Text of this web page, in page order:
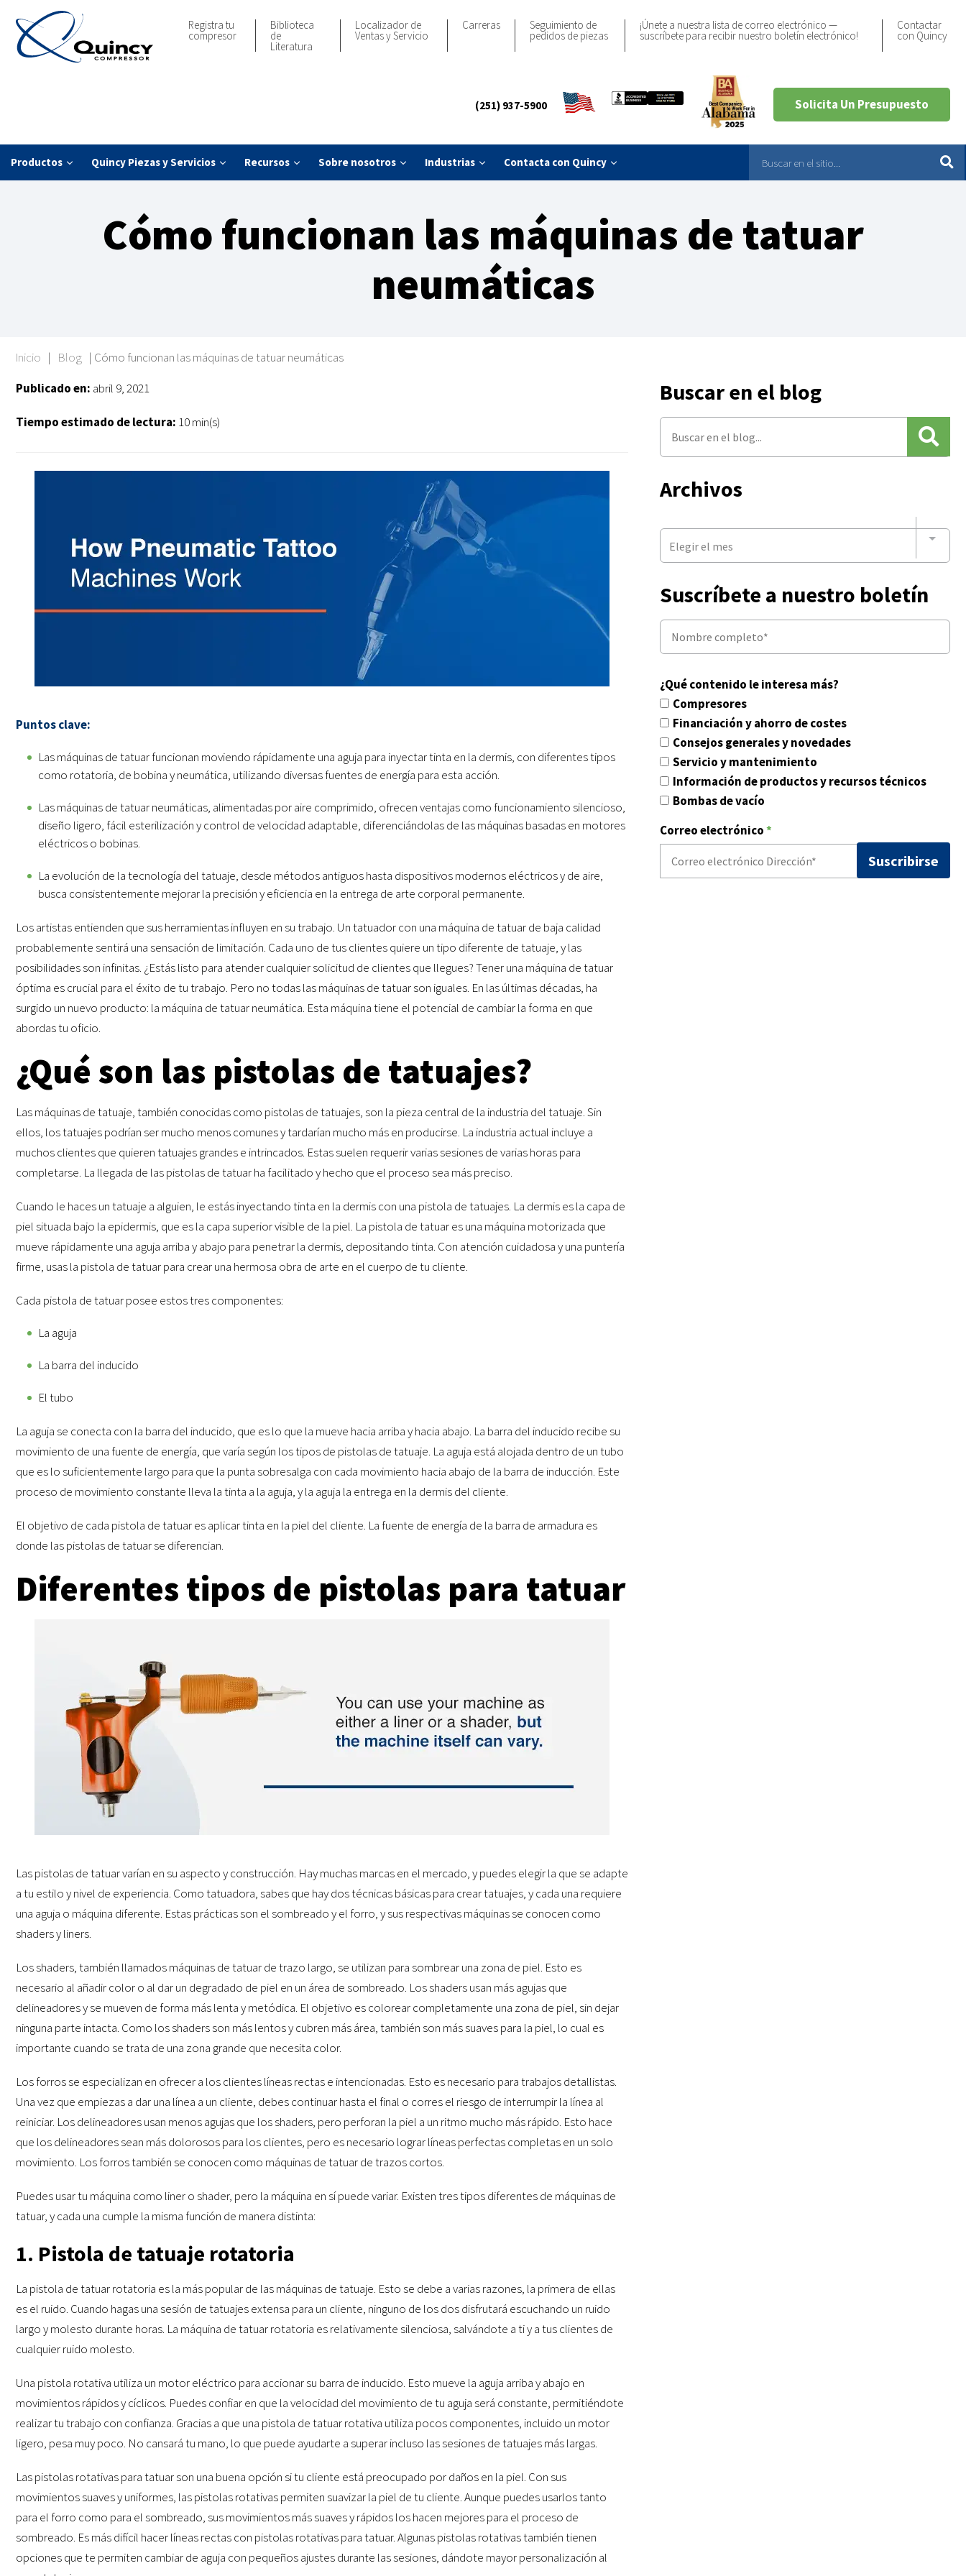
Registra tu
compresor
Biblioteca
de
Literatura
Localizador de
Ventas y Servicio
Carreras Seguimiento de
pedidos de piezas
¡Únete a nuestra lista de correo electrónico —
suscríbete para recibir nuestro boletín electrónico!
Contactar
con Quincy
(251) 937-5900 Solicita Un Presupuesto
Productos Quincy Piezas y Servicios Recursos Sobre nosotros Industrias Contacta con Quincy
Cómo funcionan las máquinas de tatuar
neumáticas
Inicio | Blog | Cómo funcionan las máquinas de tatuar neumáticas
Publicado en: abril 9, 2021
Tiempo estimado de lectura: 10 min(s)
Puntos clave:
Las máquinas de tatuar funcionan moviendo rápidamente una aguja para inyectar tinta en la dermis, con diferentes tipos
como rotatoria, de bobina y neumática, utilizando diversas fuentes de energía para esta acción.
Las máquinas de tatuar neumáticas, alimentadas por aire comprimido, ofrecen ventajas como funcionamiento silencioso,
diseño ligero, fácil esterilización y control de velocidad adaptable, diferenciándolas de las máquinas basadas en motores
eléctricos o bobinas.
La evolución de la tecnología del tatuaje, desde métodos antiguos hasta dispositivos modernos eléctricos y de aire,
busca consistentemente mejorar la precisión y eficiencia en la entrega de arte corporal permanente.
Los artistas entienden que sus herramientas influyen en su trabajo. Un tatuador con una máquina de tatuar de baja calidad
probablemente sentirá una sensación de limitación. Cada uno de tus clientes quiere un tipo diferente de tatuaje, y las
posibilidades son infinitas. ¿Estás listo para atender cualquier solicitud de clientes que llegues? Tener una máquina de tatuar
óptima es crucial para el éxito de tu trabajo. Pero no todas las máquinas de tatuar son iguales. En las últimas décadas, ha
surgido un nuevo producto: la máquina de tatuar neumática. Esta máquina tiene el potencial de cambiar la forma en que
abordas tu oficio.
¿Qué son las pistolas de tatuajes?
Las máquinas de tatuaje, también conocidas como pistolas de tatuajes, son la pieza central de la industria del tatuaje. Sin
ellos, los tatuajes podrían ser mucho menos comunes y tardarían mucho más en producirse. La industria actual incluye a
muchos clientes que quieren tatuajes grandes e intrincados. Estas suelen requerir varias sesiones de varias horas para
completarse. La llegada de las pistolas de tatuar ha facilitado y hecho que el proceso sea más preciso.
Cuando le haces un tatuaje a alguien, le estás inyectando tinta en la dermis con una pistola de tatuajes. La dermis es la capa de
piel situada bajo la epidermis, que es la capa superior visible de la piel. La pistola de tatuar es una máquina motorizada que
mueve rápidamente una aguja arriba y abajo para penetrar la dermis, depositando tinta. Con atención cuidadosa y una puntería
firme, usas la pistola de tatuar para crear una hermosa obra de arte en el cuerpo de tu cliente.
Cada pistola de tatuar posee estos tres componentes:
La aguja
La barra del inducido
El tubo
La aguja se conecta con la barra del inducido, que es lo que la mueve hacia arriba y hacia abajo. La barra del inducido recibe su
movimiento de una fuente de energía, que varía según los tipos de pistolas de tatuaje. La aguja está alojada dentro de un tubo
que es lo suficientemente largo para que la punta sobresalga con cada movimiento hacia abajo de la barra de inducción. Este
proceso de movimiento constante lleva la tinta a la aguja, y la aguja la entrega en la dermis del cliente.
El objetivo de cada pistola de tatuar es aplicar tinta en la piel del cliente. La fuente de energía de la barra de armadura es
donde las pistolas de tatuar se diferencian.
Diferentes tipos de pistolas para tatuar
Las pistolas de tatuar varían en su aspecto y construcción. Hay muchas marcas en el mercado, y puedes elegir la que se adapte
a tu estilo y nivel de experiencia. Como tatuadora, sabes que hay dos técnicas básicas para crear tatuajes, y cada una requiere
una aguja o máquina diferente. Estas prácticas son el sombreado y el forro, y sus respectivas máquinas se conocen como
shaders y liners.
Los shaders, también llamados máquinas de tatuar de trazo largo, se utilizan para sombrear una zona de piel. Esto es
necesario al añadir color o al dar un degradado de piel en un área de sombreado. Los shaders usan más agujas que
delineadores y se mueven de forma más lenta y metódica. El objetivo es colorear completamente una zona de piel, sin dejar
ninguna parte intacta. Como los shaders son más lentos y cubren más área, también son más suaves para la piel, lo cual es
importante cuando se trata de una zona grande que necesita color.
Los forros se especializan en ofrecer a los clientes líneas rectas e intencionadas. Esto es necesario para trabajos detallistas.
Una vez que empiezas a dar una línea a un cliente, debes continuar hasta el final o corres el riesgo de interrumpir la línea al
reiniciar. Los delineadores usan menos agujas que los shaders, pero perforan la piel a un ritmo mucho más rápido. Esto hace
que los delineadores sean más dolorosos para los clientes, pero es necesario lograr líneas perfectas completas en un solo
movimiento. Los forros también se conocen como máquinas de tatuar de trazos cortos.
Puedes usar tu máquina como liner o shader, pero la máquina en sí puede variar. Existen tres tipos diferentes de máquinas de
tatuar, y cada una cumple la misma función de manera distinta:
1. Pistola de tatuaje rotatoria
La pistola de tatuar rotatoria es la más popular de las máquinas de tatuaje. Esto se debe a varias razones, la primera de ellas
es el ruido. Cuando hagas una sesión de tatuajes extensa para un cliente, ninguno de los dos disfrutará escuchando un ruido
largo y molesto durante horas. La máquina de tatuar rotatoria es relativamente silenciosa, salvándote a ti y a tus clientes de
cualquier ruido molesto.
Una pistola rotativa utiliza un motor eléctrico para accionar su barra de inducido. Esto mueve la aguja arriba y abajo en
movimientos rápidos y cíclicos. Puedes confiar en que la velocidad del movimiento de tu aguja será constante, permitiéndote
realizar tu trabajo con confianza. Gracias a que una pistola de tatuar rotativa utiliza pocos componentes, incluido un motor
ligero, pesa muy poco. No cansará tu mano, lo que puede ayudarte a superar incluso las sesiones de tatuajes más largas.
Las pistolas rotativas para tatuar son una buena opción si tu cliente está preocupado por daños en la piel. Con sus
movimientos suaves y uniformes, las pistolas rotativas permiten suavizar la piel de tu cliente. Aunque puedes usarlos tanto
para el forro como para el sombreado, sus movimientos más suaves y rápidos los hacen mejores para el proceso de
sombreado. Es más difícil hacer líneas rectas con pistolas rotativas para tatuar. Algunas pistolas rotativas también tienen
opciones que te permiten cambiar de aguja con pequeños ajustes durante las sesiones, dándote mayor personalización al
Buscar en el blog
Archivos
Elegir el mes
Suscríbete a nuestro boletín
¿Qué contenido le interesa más?
Compresores
Financiación y ahorro de costes
Consejos generales y novedades
Servicio y mantenimiento
Información de productos y recursos técnicos
Bombas de vacío
Correo electrónico*